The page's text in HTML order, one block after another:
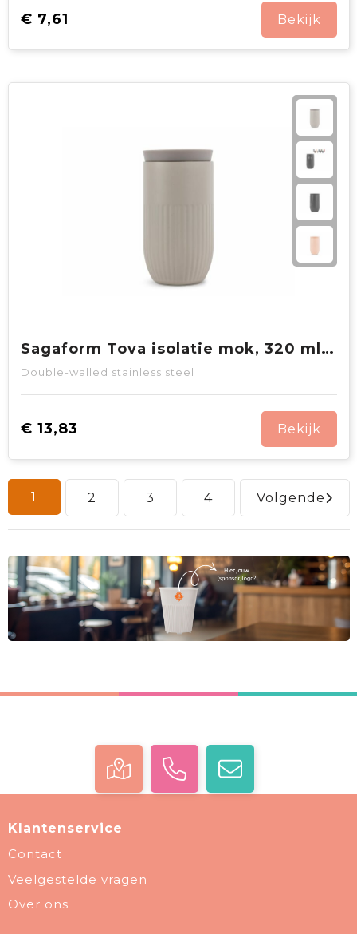
€ 7,61 Bekijk
Sagaform Tova isolatie mok, 320 ml lekvrij en vaatwasserbestendig
Double-walled stainless steel
€ 13,83 Bekijk
1 2 3 4 Volgende
Klantenservice
Contact
Veelgestelde vragen
Over ons